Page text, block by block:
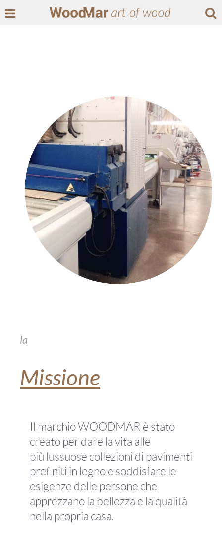
la
Missione
Il marchio WOODMAR è stato
creato per dare la vita alle
più lussuose collezioni di pavimenti
prefiniti in legno e soddisfare le
esigenze delle persone che
apprezzano la bellezza e la qualità
nella propria casa.